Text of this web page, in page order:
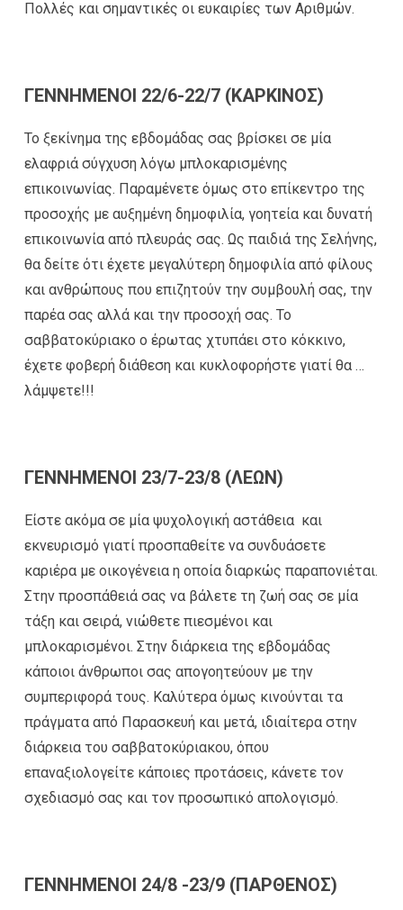
Πολλές και σημαντικές οι ευκαιρίες των Αριθμών.
ΓΕΝΝΗΜΕΝΟΙ 22/6-22/7 (ΚΑΡΚΙΝΟΣ)
Το ξεκίνημα της εβδομάδας σας βρίσκει σε μία
ελαφριά σύγχυση λόγω μπλοκαρισμένης
επικοινωνίας. Παραμένετε όμως στο επίκεντρο της
προσοχής με αυξημένη δημοφιλία, γοητεία και δυνατή
επικοινωνία από πλευράς σας. Ως παιδιά της Σελήνης,
θα δείτε ότι έχετε μεγαλύτερη δημοφιλία από φίλους
και ανθρώπους που επιζητούν την συμβουλή σας, την
παρέα σας αλλά και την προσοχή σας. Το
σαββατοκύριακο ο έρωτας χτυπάει στο κόκκινο,
έχετε φοβερή διάθεση και κυκλοφορήστε γιατί θα …
λάμψετε!!!
ΓΕΝΝΗΜΕΝΟΙ 23/7-23/8 (ΛΕΩΝ)
Είστε ακόμα σε μία ψυχολογική αστάθεια και
εκνευρισμό γιατί προσπαθείτε να συνδυάσετε
καριέρα με οικογένεια η οποία διαρκώς παραπονιέται.
Στην προσπάθειά σας να βάλετε τη ζωή σας σε μία
τάξη και σειρά, νιώθετε πιεσμένοι και
μπλοκαρισμένοι. Στην διάρκεια της εβδομάδας
κάποιοι άνθρωποι σας απογοητεύουν με την
συμπεριφορά τους. Καλύτερα όμως κινούνται τα
πράγματα από Παρασκευή και μετά, ιδιαίτερα στην
διάρκεια του σαββατοκύριακου, όπου
επαναξιολογείτε κάποιες προτάσεις, κάνετε τον
σχεδιασμό σας και τον προσωπικό απολογισμό.
ΓΕΝΝΗΜΕΝΟΙ 24/8 -23/9 (ΠΑΡΘΕΝΟΣ)